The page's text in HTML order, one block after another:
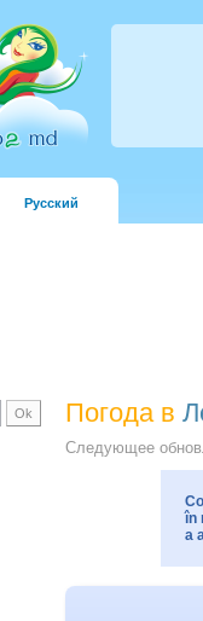
Русский
Погода в
Следующее
în
a